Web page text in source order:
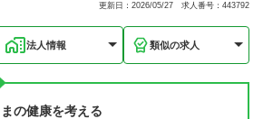
更新日：2026/05/27 求人番号：443792
法人情報 類似の求人
の健康を考える